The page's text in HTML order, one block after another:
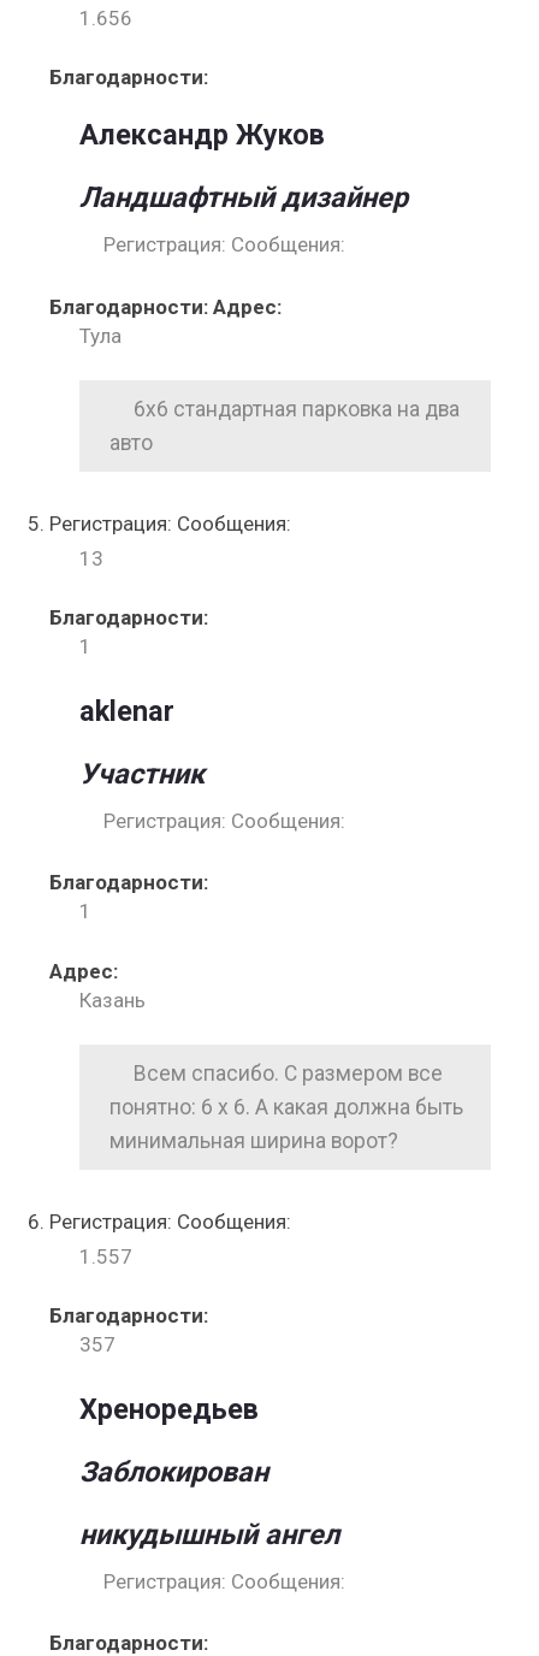
1.656
Благодарности:
Александр Жуков
Ландшафтный дизайнер
Регистрация: Сообщения:
Благодарности: Адрес:
Тула
6х6 стандартная парковка на два
авто
Регистрация: Сообщения:
13
Благодарности:
1
aklenar
Участник
Регистрация: Сообщения:
Благодарности:
1
Адрес:
Казань
Всем спасибо. С размером все
понятно: 6 х 6. А какая должна быть
минимальная ширина ворот?
Регистрация: Сообщения:
1.557
Благодарности:
357
Хреноредьев
Заблокирован
никудышный ангел
Регистрация: Сообщения:
Благодарности: